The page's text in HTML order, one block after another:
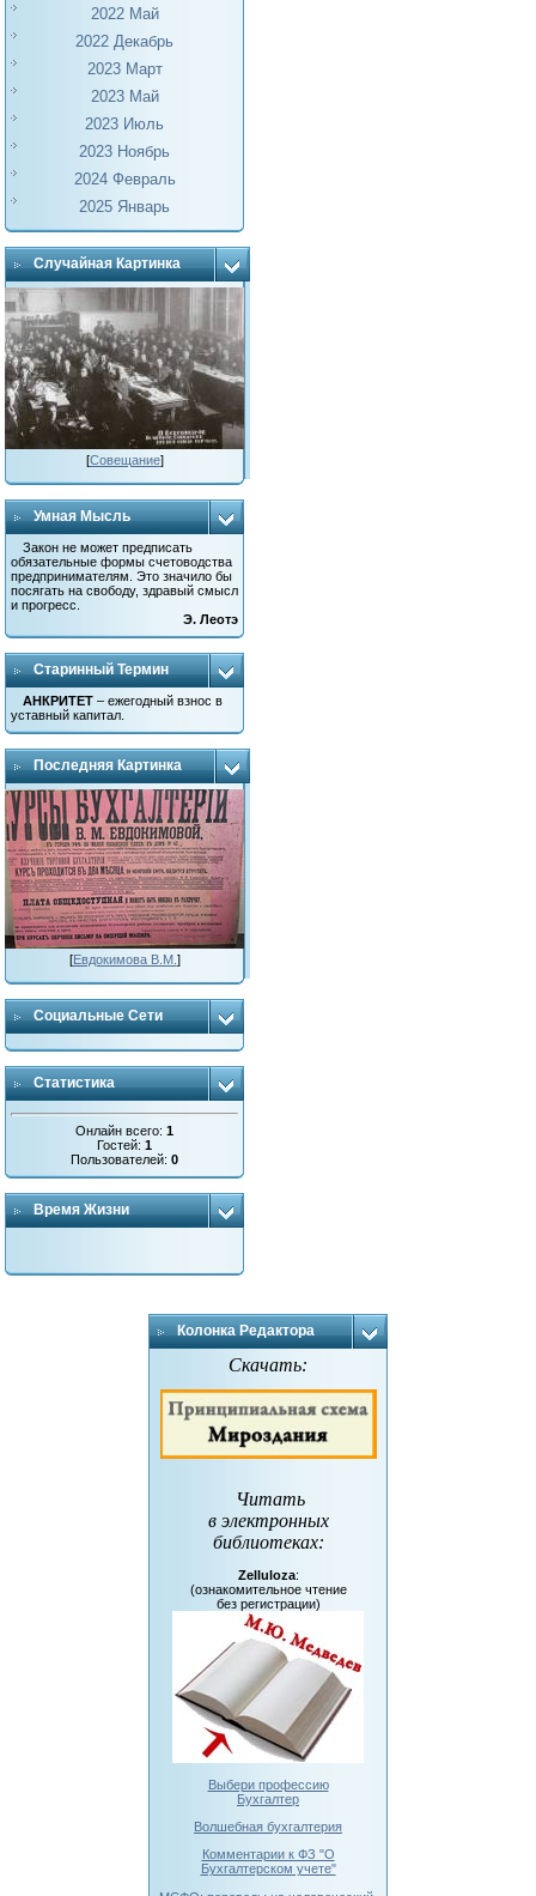
2022 Май
2022 Декабрь
2023 Март
2023 Май
2023 Июль
2023 Ноябрь
2024 Февраль
2025 Январь
Случайная Картинка
[Совещание]
Умная Мысль
Закон не может предписать
обязательные формы счетоводства
предпринимателям. Это значило бы
посягать на свободу, здравый смысл
и прогресс.
Э. Леотэ
Старинный Термин
АНКРИТЕТ – ежегодный взнос в
уставный капитал.
Последняя Картинка
[Евдокимова В.М. ]
Социальные Сети
Статистика
Онлайн всего:1
Гостей:1
Пользователей:0
Время Жизни
Колонка Редактора
Скачать:
Читать
в электронных
библиотеках:
Zelluloza:
(ознакомительное чтение
без регистрации)
Выбери профессию
Бухгалтер
Волшебная бухгалтерия
Комментарии к ФЗ "О
Бухгалтерском учете"